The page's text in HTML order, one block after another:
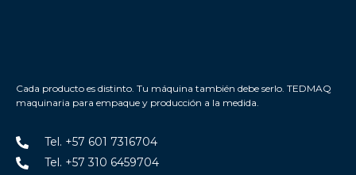
Cada producto es distinto. Tu máquina también debe serlo. TEDMAQ
maquinaria para empaque y producción a la medida.
Tel. +57 601 7316704
Tel. +57 310 6459704